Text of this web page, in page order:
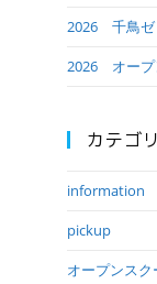
2026 千鳥ゼ
2026 オープ
カテゴ
information
pickup
オープンスク